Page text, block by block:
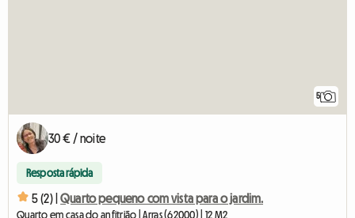
5
30 € / noite
Resposta rápida
5 (2) | Quarto pequeno com vista para o jardim.
Quarto em casa do anfitrião | Arras (62000) | 12 M2